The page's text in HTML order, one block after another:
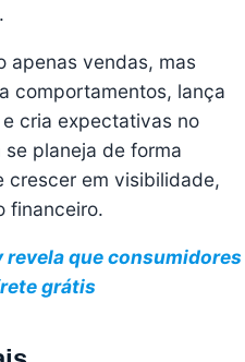
apenas vendas, mas
comportamentos, lança
cria expectativas no
planeja de forma
crescer em visibilidade,
financeiro.
revela que consumidores
grátis